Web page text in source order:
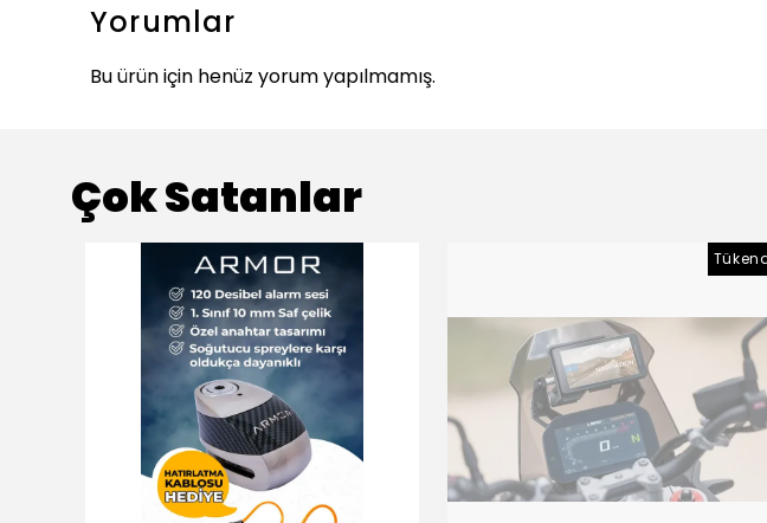
Yorumlar
Bu ürün için henüz yorum yapılmamış.
Çok Satanlar